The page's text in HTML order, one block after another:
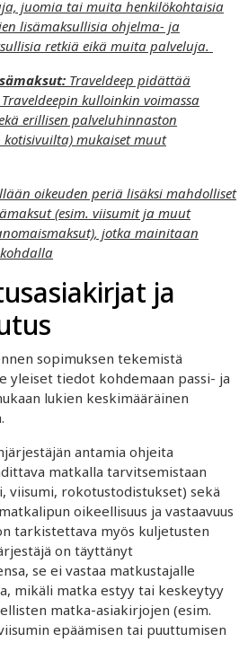
juomia tai muita henkilökohtaisia
lisämaksullisia ohjelma- ja
retkiä eikä muita palveluja.
Traveldeep pidättää
kulloinkin voimassa
erillisen palveluhinnaston
kotisivuilta) mukaiset muut
oikeuden periä lisäksi mahdolliset
(esim. viisumit ja muut
jotka mainitaan
ja
sopimuksen tekemistä
yleiset tiedot kohdemaan passi- ja
lukien keskimääräinen
antamia ohjeita
matkalla tarvitsemistaan
viisumi, rokotustodistukset) sekä
oikeellisuus ja vastaavuus
tarkistettava myös kuljetusten
on täyttänyt
se ei vastaa matkustajalle
mikäli matka estyy tai keskeytyy
matka-asiakirjojen (esim.
epäämisen tai puuttumisen